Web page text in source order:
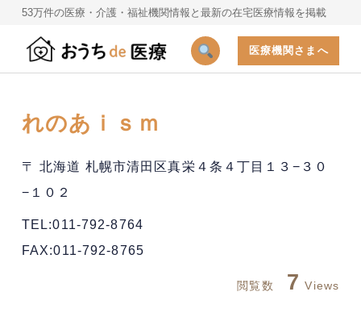
53万件の医療・介護・福祉機関情報と最新の在宅医療情報を掲載
医療機関さまへ
れのあｉｓｍ
〒 北海道 札幌市清田区真栄４条４丁目１３−３０
−１０２
TEL:011-792-8764
FAX:011-792-8765
閲覧数 7 Views